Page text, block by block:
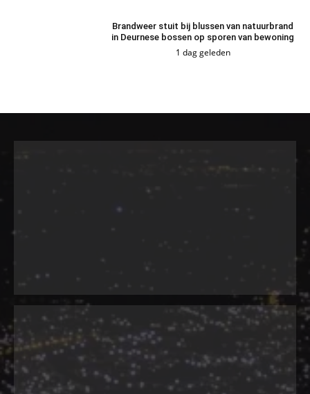
Brandweer stuit bij blussen van natuurbrand
in Deurnese bossen op sporen van bewoning
1 dag geleden